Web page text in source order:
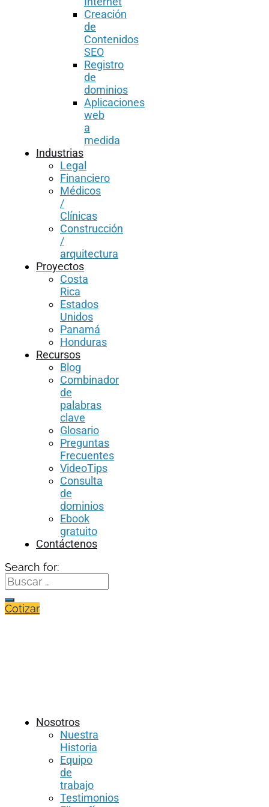
Creación
de
Contenidos
SEO
Registro
de
dominios
Aplicaciones
web
a
medida
Industrias
Legal
Financiero
Médicos
/
Clínicas
Construcción
/
arquitectura
Proyectos
Costa
Rica
Estados
Unidos
Panamá
Honduras
Recursos
Blog
Combinador
de
palabras
clave
Glosario
Preguntas
Frecuentes
VideoTips
Consulta
de
dominios
Ebook
gratuito
Contáctenos
Search for:
Cotizar
Nosotros
Nuestra
Historia
Equipo
de
trabajo
Testimonios